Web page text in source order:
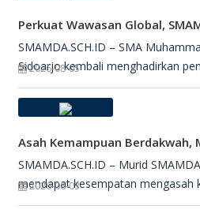
SMAMDA.SCH.ID – SMA
Sidoarjo kembali menghadirkan
2026-08-05
SMAMDA.SCH.ID – Murid
mendapat kesempatan mengasah
2026-08-03